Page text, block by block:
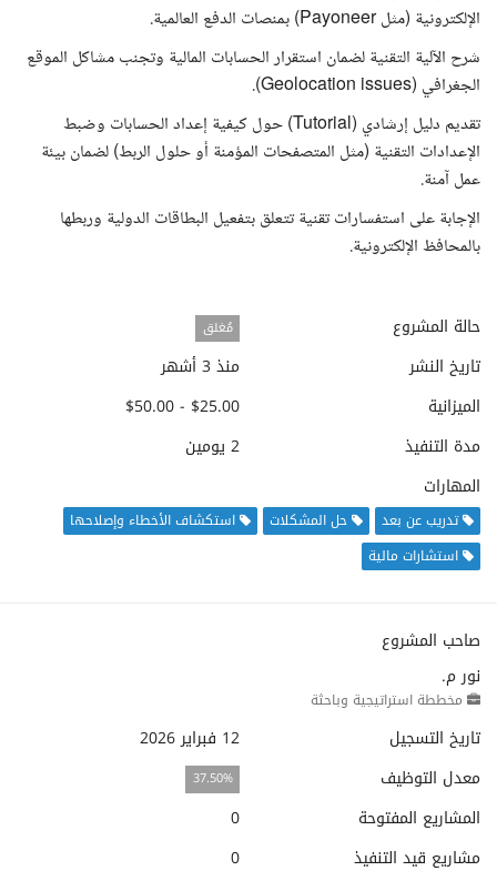
الإلكترونية (مثل Payoneer) بمنصات الدفع العالمية.
​شرح الآلية التقنية لضمان استقرار الحسابات المالية وتجنب مشاكل الموقع
الجغرافي (Geolocation issues).
​تقديم دليل إرشادي (Tutorial) حول كيفية إعداد الحسابات وضبط
الإعدادات التقنية (مثل المتصفحات المؤمنة أو حلول الربط) لضمان بيئة
عمل آمنة.
​الإجابة على استفسارات تقنية تتعلق بتفعيل البطاقات الدولية وربطها
بالمحافظ الإلكترونية.
حالة المشروع مُغلق
تاريخ النشر
منذ 3 أشهر
الميزانية
$25.00 - $50.00
مدة التنفيذ
2 يومين
المهارات
تدريب عن بعد حل المشكلات
استكشاف الأخطاء وإصلاحها
استشارات مالية
صاحب المشروع
نور م.
مخططة استراتيجية وباحثة
تاريخ التسجيل
12 فبراير 2026
معدل التوظيف
37.50%
المشاريع المفتوحة
0
مشاريع قيد التنفيذ
0